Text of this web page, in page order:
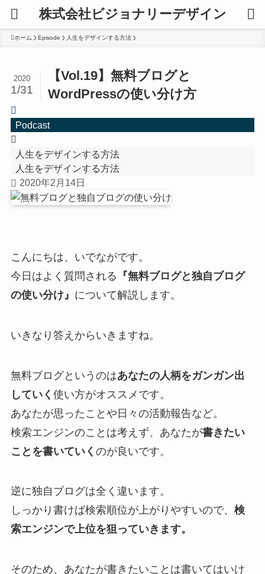
株式会社ビジョナリーデザイン
ホーム Episode 人生をデザインする方法
【Vol.19】無料ブログと
WordPressの使い分け方
2020
1/31
Podcast
人生をデザインする方法
人生をデザインする方法
2020年2月14日
こんにちは、いでながです。
今日はよく質問される 『無料ブログと独自ブログ
の使い分け』 について解説します。
いきなり答えからいきますね。
無料ブログというのはあなたの人柄をガンガン出
していく 使い方がオススメです。
あなたが思ったことや日々の活動報告など。
検索エンジンのことは考えず、あなたが書きたい
ことを書いていく のが良いです。
逆に独自ブログは全く違います。
しっかり書けば検索順位が上がりやすいので、 検
索エンジンで上位を狙っていきます。
そのため、あなたが書きたいことは書いてはいけ